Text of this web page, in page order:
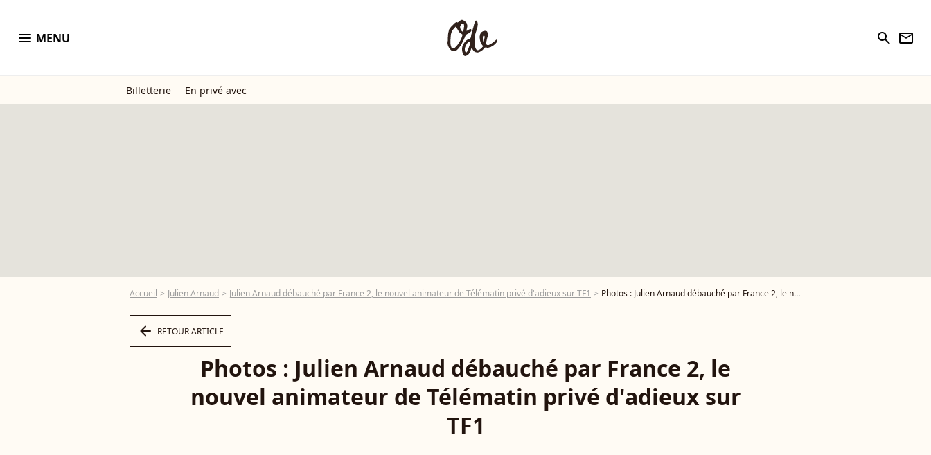
menu MENU search newsletter
Billetterie En privé avec
Accueil Julien Arnaud Julien Arnaud débauché par France 2, le nouvel animateur de Télématin privé d'adieux sur TF1 Photos : Julien Arnaud débauché par France 2, le nouvel animateur de Télématin privé d'adieux sur TF1
arrow_left RETOUR ARTICLE
Photos : Julien Arnaud débauché par France 2, le
nouvel animateur de Télématin privé d'adieux sur
TF1